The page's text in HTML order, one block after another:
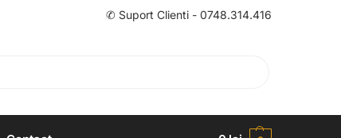
✆ Suport Clienti - 0748.314.416